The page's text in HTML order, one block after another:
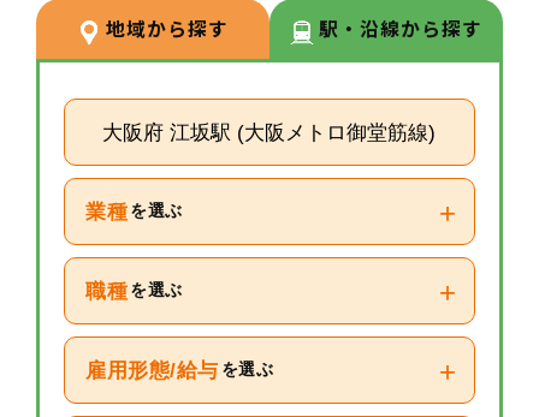
ーターや研修など＋αの業務チャ
レンジの可能性もございます。
地域から探す 駅・沿線から探す
大阪府 江坂駅 (大阪メトロ御堂筋線)
業種 を選ぶ +
職種 を選ぶ +
雇用形態/給与 を選ぶ +